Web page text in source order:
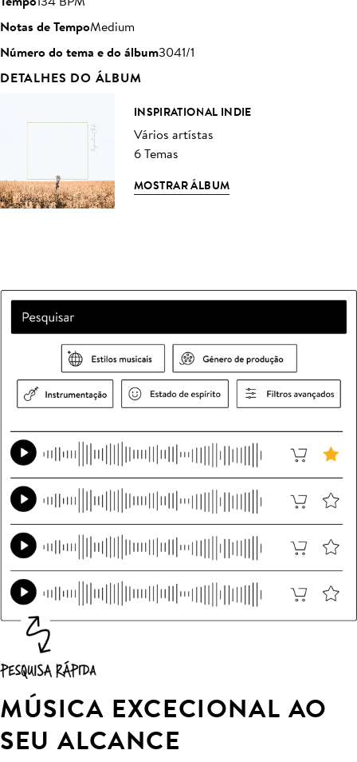
Notas de TempoMedium
Número do tema e do álbum3041/1
DETALHES DO ÁLBUM
INSPIRATIONAL INDIE
Vários artístas
6 Temas
MOSTRAR ÁLBUM
MÚSICA EXCECIONAL AO
SEU ALCANCE